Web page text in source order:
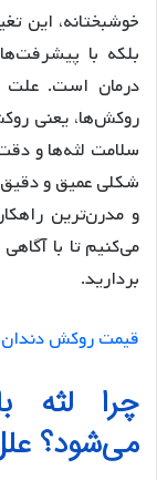
خوشبختانه، این
بلکه با
درمان است. علت
روکش‌ها، یعنی
سلامت لثه‌ها و
شکلی عمیق و دقیق،
و مدرن‌ترین
می‌کنیم تا با
بردارید.
قیمت روکش دندان
چرا لثه
می‌شود؟